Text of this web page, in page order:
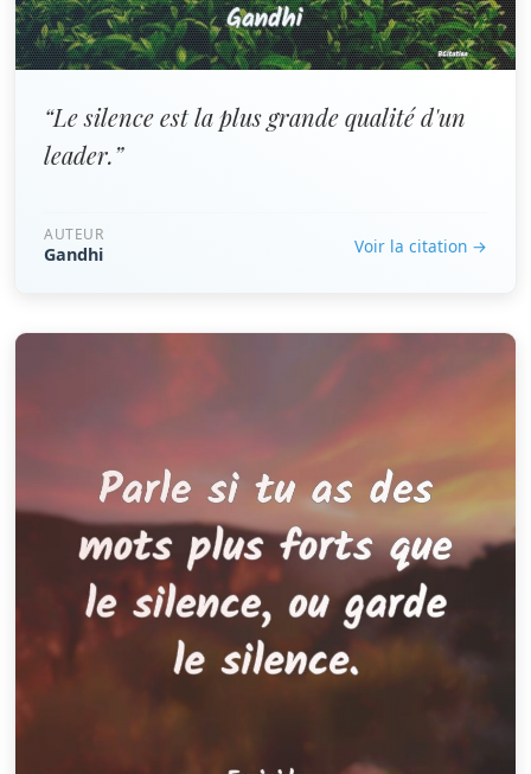
“Le silence est la plus grande qualité d'un
leader.”
AUTEUR
Gandhi Voir la citation →